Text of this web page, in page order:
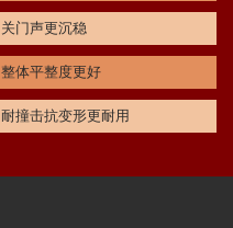
关门声更沉稳
整体平整度更好
耐撞击抗变形更耐用